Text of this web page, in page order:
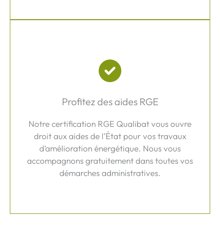
Profitez des aides RGE
Notre certification RGE Qualibat vous ouvre
droit aux aides de l’État pour vos travaux
d’amélioration énergétique. Nous vous
accompagnons gratuitement dans toutes vos
démarches administratives.